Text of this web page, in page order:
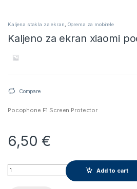
Kaljena stakla za ekran Oprema za mobitele
Kaljeno za ekran xiaomi
Compare
Pocophone F1 Screen Protector
6,50€
Kaljeno za ekran xiaomi pocophone f1 quantity
Add to cart